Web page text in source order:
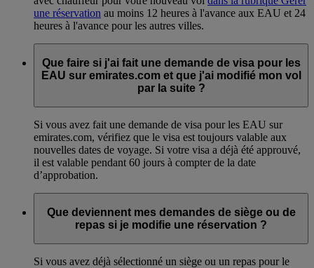
une réservation au moins 12 heures à l'avance aux EAU et 24
heures à l'avance pour les autres villes.
Que faire si j'ai fait une demande de visa pour les
EAU sur emirates.com et que j'ai modifié mon vol
par la suite ?
Si vous avez fait une demande de visa pour les EAU sur
emirates.com, vérifiez que le visa est toujours valable aux
nouvelles dates de voyage. Si votre visa a déjà été approuvé,
il est valable pendant 60 jours à compter de la date
d’approbation.
Que deviennent mes demandes de siège ou de
repas si je modifie une réservation ?
Si vous avez déjà sélectionné un siège ou un repas pour le